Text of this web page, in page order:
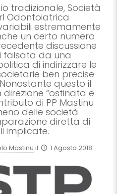
tradizionale, Società
Odontoiatrica
estremamente
un certo numero
discussione
falsata da una
di indirizzare le
ben precise
questo il
“ostinata e
di PP Mastinu
delle società
diretta di
implicate.
Mastinu il 1 Agosto 2018